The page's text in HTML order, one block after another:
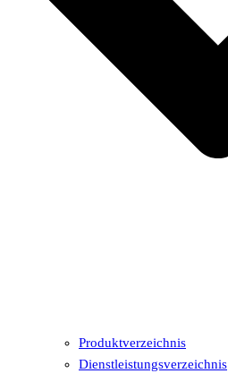
Produktverzeichnis
Dienstleistungsverzeichnis